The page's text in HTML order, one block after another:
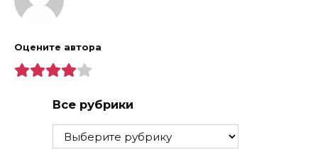
Оцените автора
Все рубрики
Все
рубрики